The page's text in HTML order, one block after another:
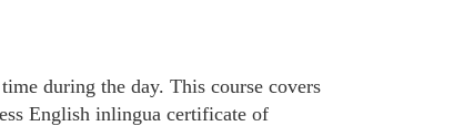
during the day. This course covers
English inlingua certificate of